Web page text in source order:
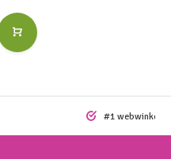
#1 webwinkel